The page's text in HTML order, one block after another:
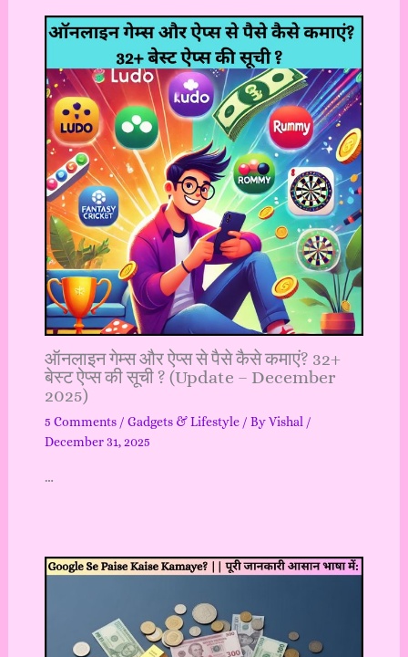
ऑनलाइन गेम्स और ऐप्स से पैसे कैसे कमाएं? 32+
बेस्ट ऐप्स की सूची ? (Update – December
2025)
5 Comments / Gadgets & Lifestyle/ ByVishal /
December 31, 2025
…